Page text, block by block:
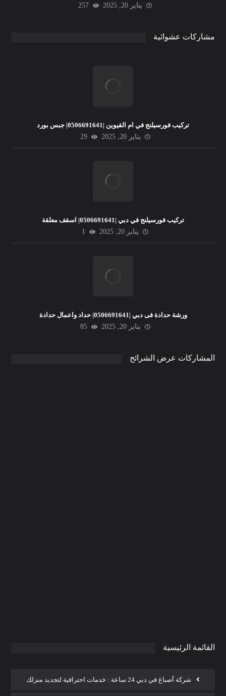
يناير 20, 2025 257
مشاركات عشوائية
تركيب فورسيلنج في ام القيوين |0506691641| جبس بورد
يناير 20, 2025
29
تركيب فورسيلنج في دبي |0506691641| اسقف معلقة
يناير 20, 2025
1
ورشة حدادة فى دبي |0506691641| حداد واعمال حدادة
يناير 20, 2025
85
المشاركات عرض الشرائح
القائمة الرئيسية
شركة أصباغ في دبي 24 ساعة : خدمات احترافية لتجديد منزلك